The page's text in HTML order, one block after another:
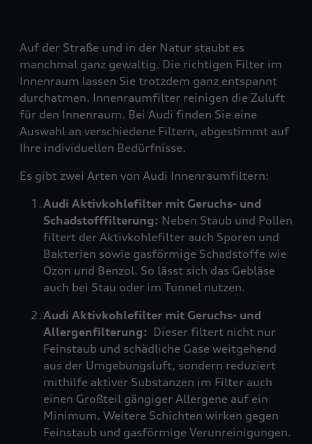
Auf der Straße und in der Natur staubt es
manchmal ganz gewaltig. Die richtigen Filter im
Innenraum lassen Sie trotzdem ganz entspannt
durchatmen. Innenraumfilter reinigen die Zuluft
für den Innenraum. Bei Audi finden Sie eine
Auswahl an verschiedene Filtern, abgestimmt auf
Ihre individuellen Bedürfnisse.
Es gibt zwei Arten von Audi Innenraumfiltern:
Audi Aktivkohlefilter mit Geruchs- und
Schadstofffilterung: Neben Staub und Pollen
filtert der Aktivkohlefilter auch Sporen und
Bakterien sowie gasförmige Schadstoffe wie
Ozon und Benzol. So lässt sich das Gebläse
auch bei Stau oder im Tunnel nutzen.
Audi Aktivkohlefilter mit Geruchs- und
Allergenfilterung: Dieser filtert nicht nur
Feinstaub und schädliche Gase weitgehend
aus der Umgebungsluft, sondern reduziert
mithilfe aktiver Substanzen im Filter auch
einen Großteil gängiger Allergene auf ein
Minimum. Weitere Schichten wirken gegen
Feinstaub und gasförmige Verunreinigungen.